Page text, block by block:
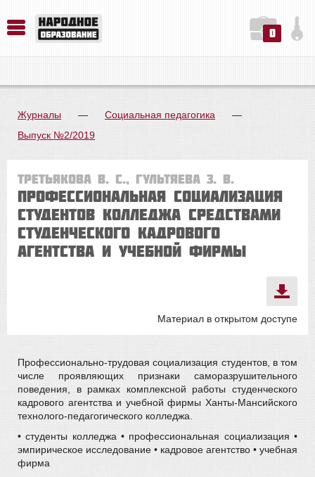
0
Журналы — Социальная педагогика
—
Выпуск №2/2019
Третьякова В. С., Гультяева З. В.
Профессиональная социализация
студентов колледжа средствами
студенческого кадрового
агентства и учебной фирмы
Материал в открытом доступе
Профессионально-трудовая социализация студентов, в том
числе проявляющих признаки саморазрушительного
поведения, в рамках комплексной работы студенческого
кадрового агентства и учебной фирмы Ханты-Мансийского
технолого-педагогического колледжа.
• студенты колледжа • профессиональная социализация •
эмпирическое исследование • кадровое агентство • учебная
фирма